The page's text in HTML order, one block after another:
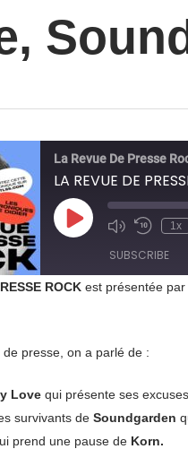
La Revue De Presse
LA REVUE DE
Play
Episode Mute/Unmute
Rewind
Seconds
1x
SUBSCRIBE
ROCK est présentée par
presse, on a parlé de :
Love qui présente ses
survivants de Soundgarden
prend une pause de Korn.